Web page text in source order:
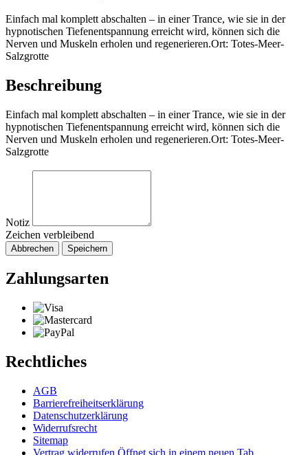
Einfach mal komplett abschalten – in einer Trance, wie sie in der
hypnotischen Tiefenentspannung erreicht wird, können sich die
Nerven und Muskeln erholen und regenerieren.Ort: Totes-Meer-
Salzgrotte
Beschreibung
Einfach mal komplett abschalten – in einer Trance, wie sie in der
hypnotischen Tiefenentspannung erreicht wird, können sich die
Nerven und Muskeln erholen und regenerieren.Ort: Totes-Meer-
Salzgrotte
Notiz
Zeichen verbleibend
Abbrechen Speichern
Zahlungsarten
Rechtliches
AGB
Barrierefreiheitserklärung
Datenschutzerklärung
Widerrufsrecht
Sitemap
Vertrag widerrufen Öffnet sich in einem neuen Tab